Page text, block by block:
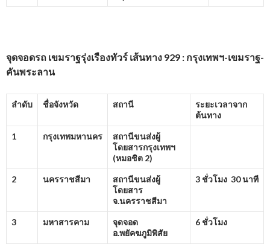
จุดจอดรถ เขมราฐรุ่งเรืองทัวร์ เส้นทาง 929 : กรุงเทพฯ-เขมราฐ-
คันพระลาน
ลำดับ ชื่อจังหวัด สถานี
ระยะเวลาจาก
ต้นทาง
1 กรุงเทพมหานคร
สถานีขนส่งผู้
โดยสารกรุงเทพฯ
(หมอชิต 2)
2 นครราชสีมา
สถานีขนส่งผู้
โดยสาร
จ.นครราชสีมา
3 ชั่วโมง 30 นาที
3 มหาสารคาม
จุดจอด
อ.พยัคฆภูมิพิสัย
6 ชั่วโมง